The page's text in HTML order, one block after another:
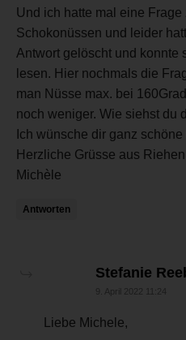
Und ich hatte mal eine Frage
Schokonüssen und leider
Antwort gelöscht und konnte
lesen. Hier nochmals die
man Nüsse max. bei
noch weniger. Wie siehst du
Ich wünsche dir ganz
Herzliche Grüsse aus
Michèle
Antworten
Stefanie
9. April 2022 11:24
Liebe Michele,